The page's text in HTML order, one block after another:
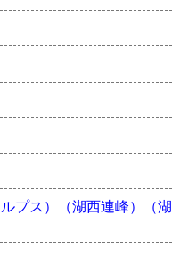
プス）（湖西連峰）（湖